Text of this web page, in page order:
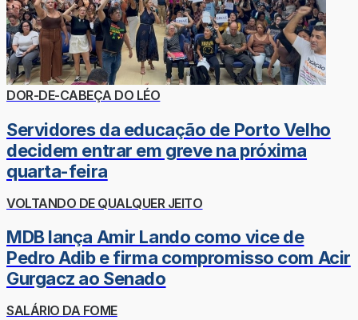
DOR-DE-CABEÇA DO LÉO
Servidores da educação de Porto Velho
decidem entrar em greve na próxima
quarta-feira
VOLTANDO DE QUALQUER JEITO
MDB lança Amir Lando como vice de
Pedro Adib e firma compromisso com Acir
Gurgacz ao Senado
SALÁRIO DA FOME